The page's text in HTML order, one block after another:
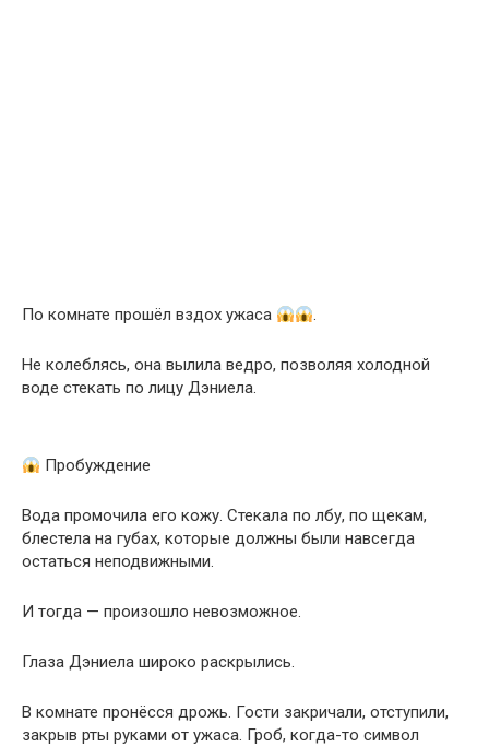
По комнате прошёл вздох ужаса .
Не колеблясь, она вылила ведро, позволяя холодной
воде стекать по лицу Дэниела.
Пробуждение
Вода промочила его кожу. Стекала по лбу, по щекам,
блестела на губах, которые должны были навсегда
остаться неподвижными.
И тогда — произошло невозможное.
Глаза Дэниела широко раскрылись.
В комнате пронёсся дрожь. Гости закричали, отступили,
закрыв рты руками от ужаса. Гроб, когда-то символ